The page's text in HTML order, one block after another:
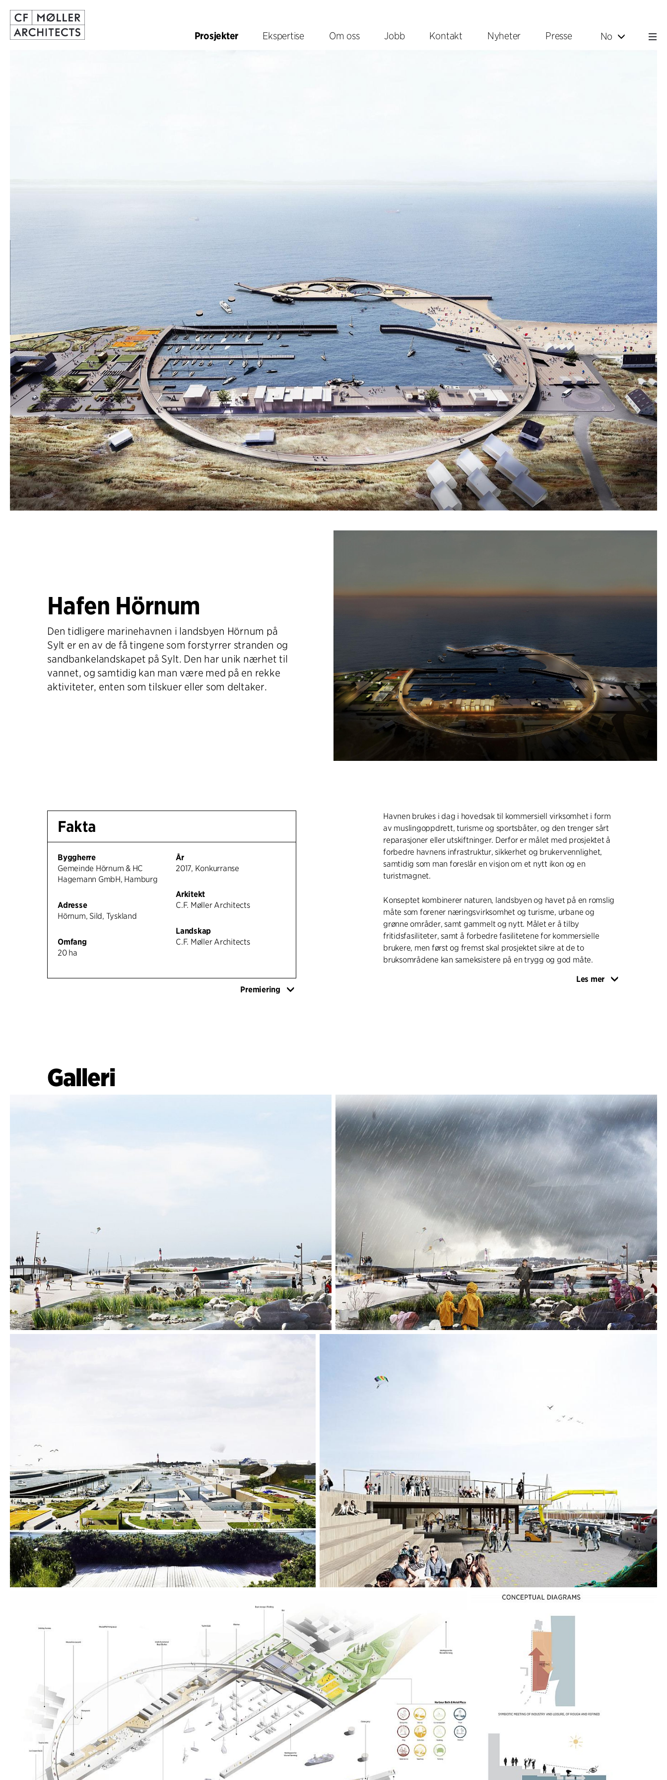
Prosjekter Ekspertise Om oss Jobb Kontakt Nyheter Presse No
Hafen Hörnum
Den tidligere marinehavnen i landsbyen Hörnum på
Sylt er en av de få tingene som forstyrrer stranden og
sandbankelandskapet på Sylt. Den har unik nærhet til
vannet, og samtidig kan man være med på en rekke
aktiviteter, enten som tilskuer eller som deltaker.
Fakta
Byggherre
Gemeinde Hörnum & HC
Hagemann GmbH, Hamburg
Adresse
Hörnum, Sild, Tyskland
Omfang
20 ha
År
2017, Konkurranse
Arkitekt
C.F. Møller Architects
Landskap
C.F. Møller Architects
Premiering
Havnen brukes i dag i hovedsak til kommersiell virksomhet i form
av muslingoppdrett, turisme og sportsbåter, og den trenger sårt
reparasjoner eller utskiftninger. Derfor er målet med prosjektet å
forbedre havnens infrastruktur, sikkerhet og brukervennlighet,
samtidig som man foreslår en visjon om et nytt ikon og en
turistmagnet.
Konseptet kombinerer naturen, landsbyen og havet på en romslig
måte som forener næringsvirksomhet og turisme, urbane og
grønne områder, samt gammelt og nytt. Målet er å tilby
fritidsfasiliteter, samt å forbedre fasilitetene for kommersielle
brukere, men først og fremst skal prosjektet sikre at de to
bruksområdene kan sameksistere på en trygg og god måte.
Ved å erstatte og flytte den nedslitte nordre moloen får man et
holde fotgjengere og tungtrafikk trygt adskilt.
En ny, sløyfeformet gangsti på en kilometer, «Runden», kobler
sammen og utvikler alle funksjoner rundt havnen fra nord til sør,
inkludert naturreservat, strandpark, hotell, utsiktspunkter for
sandbankene, Hörnum sentrum og havet. Runden går langs
stranden til et nytt «rev» som supplerer den tidligere ytre moloen,
med helt nye muligheter i og rundt havet, for eksempel
vinterbading, badstue, vannsportsarena og tidevannsbasseng,
hvor man kan oppleve havets krefter og studere det marine liv på
Les mer
Galleri